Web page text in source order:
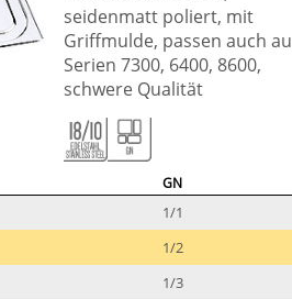
seidenmatt poliert, mit
Griffmulde, passen auch
Serien 7300, 6400, 8600,
schwere Qualität
GN
1/1
1/2
1/3